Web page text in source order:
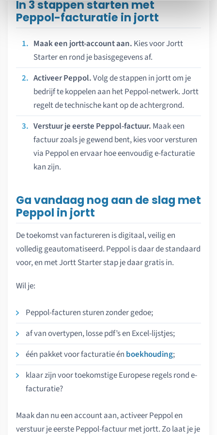
In 3 stappen starten met
Peppol-facturatie in jortt
Maak een jortt-account aan. Kies voor Jortt
Starter en rond je basisgegevens af.
Activeer Peppol.Volg de stappen in jortt om je
bedrijf te koppelen aan het Peppol-netwerk. Jortt
regelt de technische kant op de achtergrond.
Verstuur je eerste Peppol-factuur. Maak een
factuur zoals je gewend bent, kies voor versturen
via Peppol en ervaar hoe eenvoudig e-facturatie
kan zijn.
Ga vandaag nog aan de slag met
Peppol in jortt
De toekomst van factureren is digitaal, veilig en
volledig geautomatiseerd. Peppol is daar de standaard
voor, en met Jortt Starter stap je daar gratis in.
Wil je:
Peppol-facturen sturen zonder gedoe;
af van overtypen, losse pdf’s en Excel-lijstjes;
één pakket voor facturatie én boekhouding;
klaar zijn voor toekomstige Europese regels rond e-
facturatie?
Maak dan nu een account aan, activeer Peppol en
verstuur je eerste Peppol-factuur met jortt. Zo laat je je